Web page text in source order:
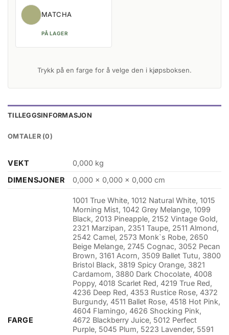
MATCHA
PÅ LAGER
Trykk på en farge for å velge den i kjøpsboksen.
TILLEGGSINFORMASJON
OMTALER (0)
VEKT
0,000 kg
DIMENSJONER
0,000 × 0,000 × 0,000 cm
FARGE
1001 True White, 1012 Natural White, 1015
Morning Mist, 1042 Grey Melange, 1099
Black, 2013 Pineapple, 2152 Vintage Gold,
2321 Marzipan, 2351 Taupe, 2511 Almond,
2542 Camel, 2573 Monk`s Robe, 2650
Beige Melange, 2745 Cognac, 3052 Pecan
Brown, 3161 Acorn, 3509 Ballet Tutu, 3800
Bristol Black, 3819 Spicy Orange, 3821
Cardamom, 3880 Dark Chocolate, 4008
Poppy, 4018 Scarlet Red, 4219 True Red,
4236 Deep Red, 4353 Rustice Rose, 4372
Burgundy, 4511 Ballet Rose, 4518 Hot Pink,
4604 Flamingo, 4626 Shocking Pink,
4672 Blackberry Juice, 5012 Perfect
Purple, 5045 Plum, 5223 Lavender, 5591